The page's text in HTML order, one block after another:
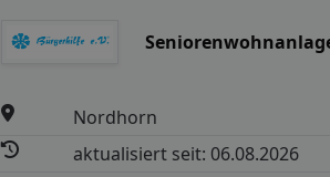
Nordhorn
aktualisiert seit: 06.08.2026